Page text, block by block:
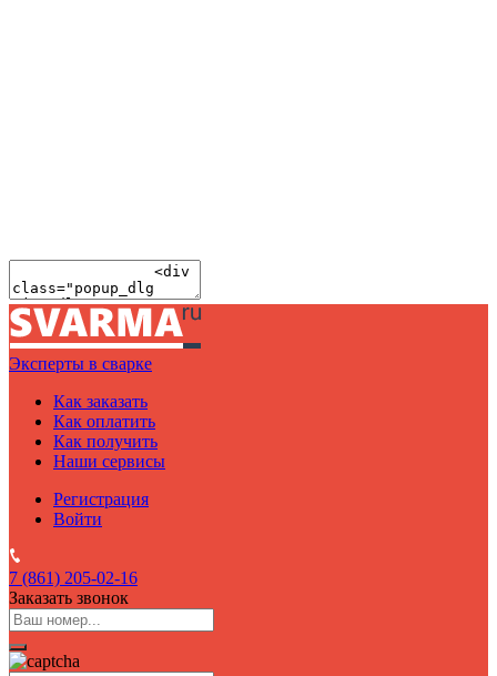
Эксперты в сварке
Как заказать
Как оплатить
Как получить
Наши сервисы
Регистрация
Войти
7 (861) 205-02-16
Заказать звонок